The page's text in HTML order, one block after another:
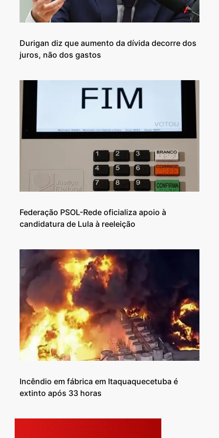
Durigan diz que aumento da dívida decorre dos
juros, não dos gastos
Federação PSOL-Rede oficializa apoio à
candidatura de Lula à reeleição
Incêndio em fábrica em Itaquaquecetuba é
extinto após 33 horas